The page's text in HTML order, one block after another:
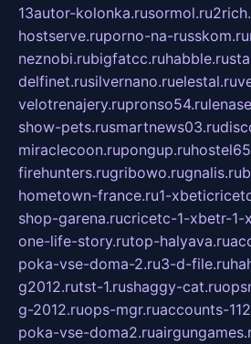
13autor-kolonka.rusormol.ru
hostserve.ruporno-na-russkom.ru
neznobi.rubigfatcc.ruhabble.ru
delfinet.rusilvernano.ruelestal.ru
velotrenajery.rupronso54.ru
show-pets.rusmartnews03.ru
miraclecoon.rupongup.ru
firehunters.rugribowo.rugnalis.ru
hometown-france.ru1-
shop-garena.rucricetc-1-xbetr-1-
one-life-story.rutop-halyava.ru
poka-vse-doma-2.ru3-d-file.ru
g2012.rutst-1.rushaggy-cat.ru
g-2012.ruops-mgr.ruaccounts-
poka-vse-doma2.ru